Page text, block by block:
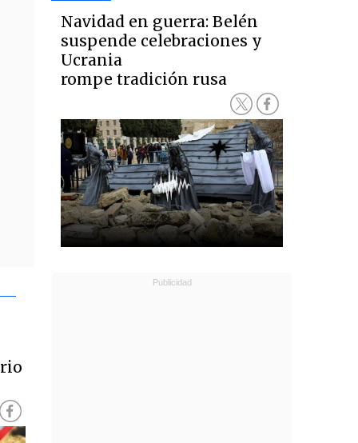
Navidad en guerra: Belén
suspende celebraciones y
Ucrania
rompe tradición rusa